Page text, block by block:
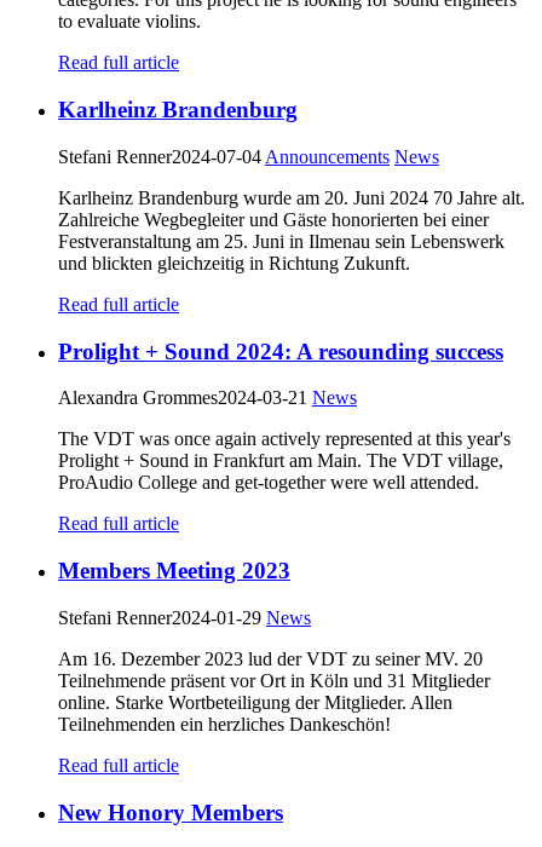
to evaluate violins.
Read full article
Karlheinz Brandenburg
Stefani Renner2024-07-04 Announcements News
Karlheinz Brandenburg wurde am 20. Juni 2024 70 Jahre alt.
Zahlreiche Wegbegleiter und Gäste honorierten bei einer
Festveranstaltung am 25. Juni in Ilmenau sein Lebenswerk
und blickten gleichzeitig in Richtung Zukunft.
Read full article
Prolight + Sound 2024: A resounding success
Alexandra Grommes2024-03-21 News
The VDT was once again actively represented at this year's
Prolight + Sound in Frankfurt am Main. The VDT village,
ProAudio College and get-together were well attended.
Read full article
Members Meeting 2023
Stefani Renner2024-01-29 News
Am 16. Dezember 2023 lud der VDT zu seiner MV. 20
Teilnehmende präsent vor Ort in Köln und 31 Mitglieder
online. Starke Wortbeteiligung der Mitglieder. Allen
Teilnehmenden ein herzliches Dankeschön!
Read full article
New Honory Members